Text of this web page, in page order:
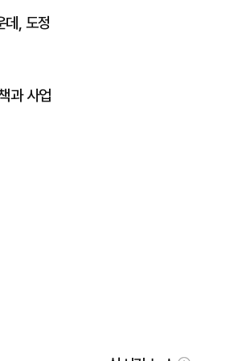
, 도정
과 사업